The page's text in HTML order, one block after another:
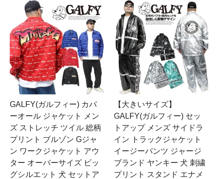
GALFY(ガルフィー) カバ
ーオール ジャケット メン
ズ ストレッチ ツイル 総柄
プリント ブルゾン Gジャ
ン ワークジャケット アウ
ター オーバーサイズ ビッ
グシルエット 犬 セットア
【大きいサイズ】
GALFY(ガルフィー) セッ
トアップ メンズ サイドラ
イン トラックジャケット
イージーパンツ ジャージ
ブランド ヤンキー 犬 刺繍
プリント スタンド エナメ